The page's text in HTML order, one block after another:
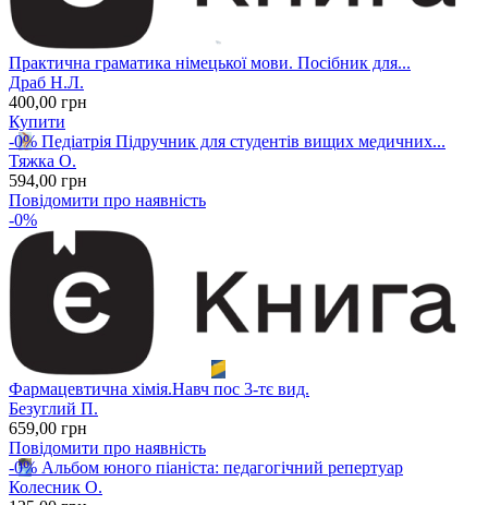
Практична граматика німецької мови. Посібник для...
Драб Н.Л.
400,00 грн
Купити
-0% Педіатрія Підручник для студентів вищих медичних...
Тяжка О.
594,00 грн
Повідомити про наявність
-0%
Фармацевтична хімія.Навч пос 3-тє вид.
Безуглий П.
659,00 грн
Повідомити про наявність
-0% Альбом юного піаніста: педагогічний репертуар
Колесник О.